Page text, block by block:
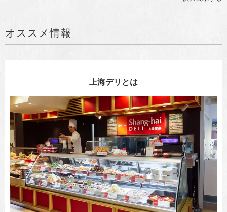
オススメ情報
上海デリとは